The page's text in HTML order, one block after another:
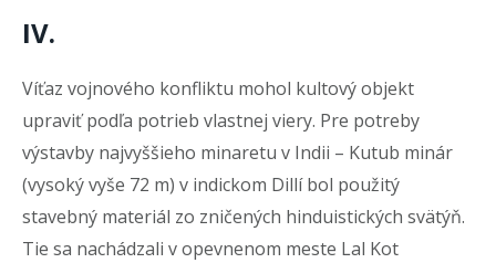
IV.
Víťaz vojnového konfliktu mohol kultový objekt
upraviť podľa potrieb vlastnej viery. Pre potreby
výstavby najvyššieho minaretu v Indii – Kutub minár
(vysoký vyše 72 m) v indickom Dillí bol použitý
stavebný materiál zo zničených hinduistických svätýň.
Tie sa nachádzali v opevnenom meste Lal Kot